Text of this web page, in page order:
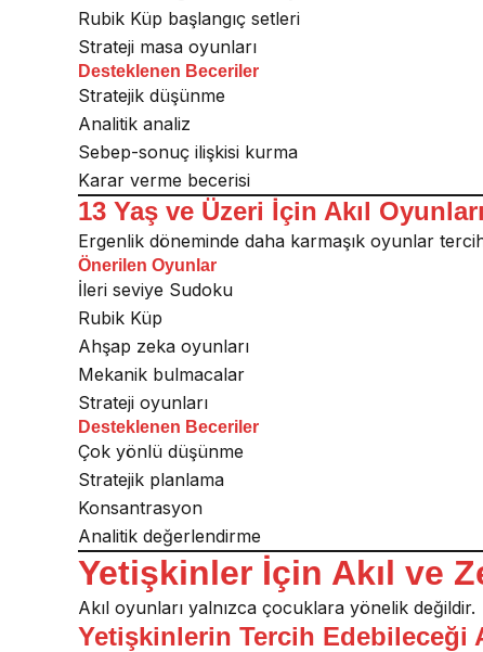
Rubik Küp başlangıç setleri
Strateji masa oyunları
Desteklenen Beceriler
Stratejik düşünme
Analitik analiz
Sebep-sonuç ilişkisi kurma
Karar verme becerisi
13 Yaş ve Üzeri İçin Akıl Oyunları
Ergenlik döneminde daha karmaşık oyunlar
Önerilen Oyunlar
İleri seviye Sudoku
Rubik Küp
Ahşap zeka oyunları
Mekanik bulmacalar
Strateji oyunları
Desteklenen Beceriler
Çok yönlü düşünme
Stratejik planlama
Konsantrasyon
Analitik değerlendirme
Yetişkinler İçin Akıl ve
Akıl oyunları yalnızca çocuklara yönelik değildir.
Yetişkinlerin Tercih Edebileceği